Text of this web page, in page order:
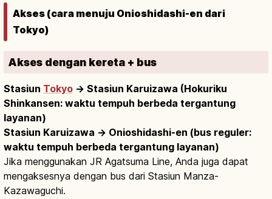
Akses (cara menuju Onioshidashi-en dari
Tokyo)
Akses dengan kereta + bus
Stasiun Tokyo → Stasiun Karuizawa (Hokuriku
Shinkansen: waktu tempuh berbeda tergantung
layanan)
Stasiun Karuizawa → Onioshidashi-en (bus reguler:
waktu tempuh berbeda tergantung layanan)
Jika menggunakan JR Agatsuma Line, Anda juga dapat
mengaksesnya dengan bus dari Stasiun Manza-
Kazawaguchi.